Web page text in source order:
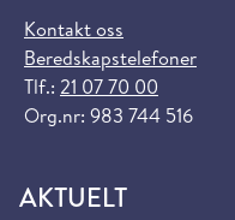
Kontakt oss
Beredskapstelefoner
Tlf.: 21 07 70 00
Org.nr: 983 744 516
AKTUELT